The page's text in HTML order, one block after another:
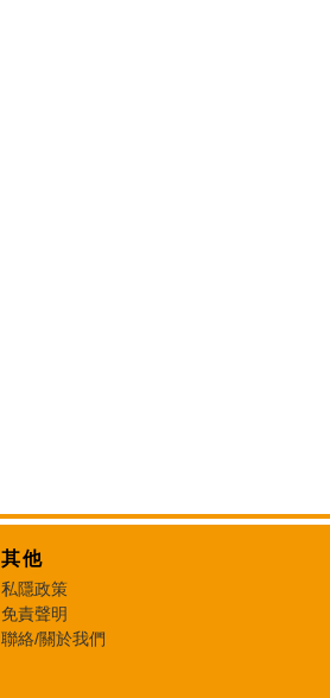
其他
私隱政策
免責聲明
聯絡/關於我們